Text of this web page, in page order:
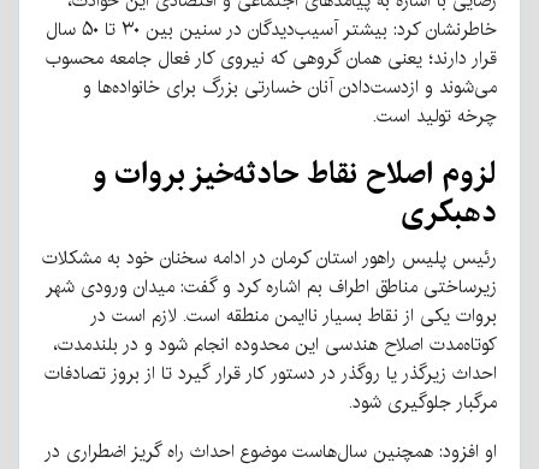
خاطرنشان کرد: بیشتر آسیب‌دیدگان در سنین بین ۳۰ تا ۵۰ سال
قرار دارند؛ یعنی همان گروهی که نیروی کار فعال جامعه محسوب
می‌شوند و ازدست‌دادن آنان خسارتی بزرگ برای خانواده‌ها و
چرخه تولید است.
لزوم اصلاح نقاط حادثه‌خیز بروات و
دهبکری
رئیس پلیس راهور استان کرمان در ادامه سخنان خود به مشکلات
زیرساختی مناطق اطراف بم اشاره کرد و گفت: میدان ورودی شهر
بروات یکی از نقاط بسیار ناایمن منطقه است. لازم است در
کوتاه‌مدت اصلاح هندسی این محدوده انجام شود و در بلندمدت،
احداث زیرگذر یا روگذر در دستور کار قرار گیرد تا از بروز تصادفات
مرگبار جلوگیری شود.
او افزود: همچنین سال‌هاست موضوع احداث راه گریز اضطراری در